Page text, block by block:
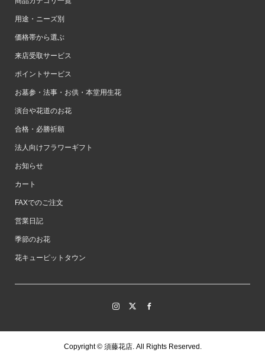
用途・ニーズ別
価格帯から選ぶ
来店受取サービス
ポイントサービス
お墓参・法事・お供・本堂用生花
演台や花道のお花
合格・必勝祈願
法人向けフラワーギフト
お知らせ
カート
FAXでのご注文
営業日記
季節のお花
花キューピットタウン
Copyright ©須藤花店. All Rights Reserved.